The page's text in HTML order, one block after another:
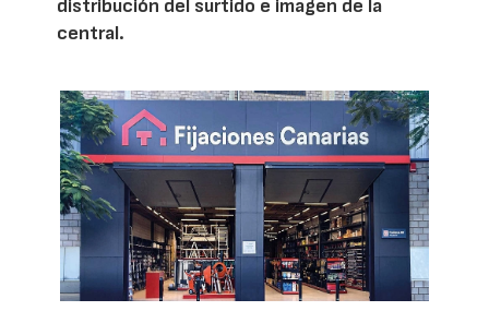
distribución del surtido e imagen de la
central.